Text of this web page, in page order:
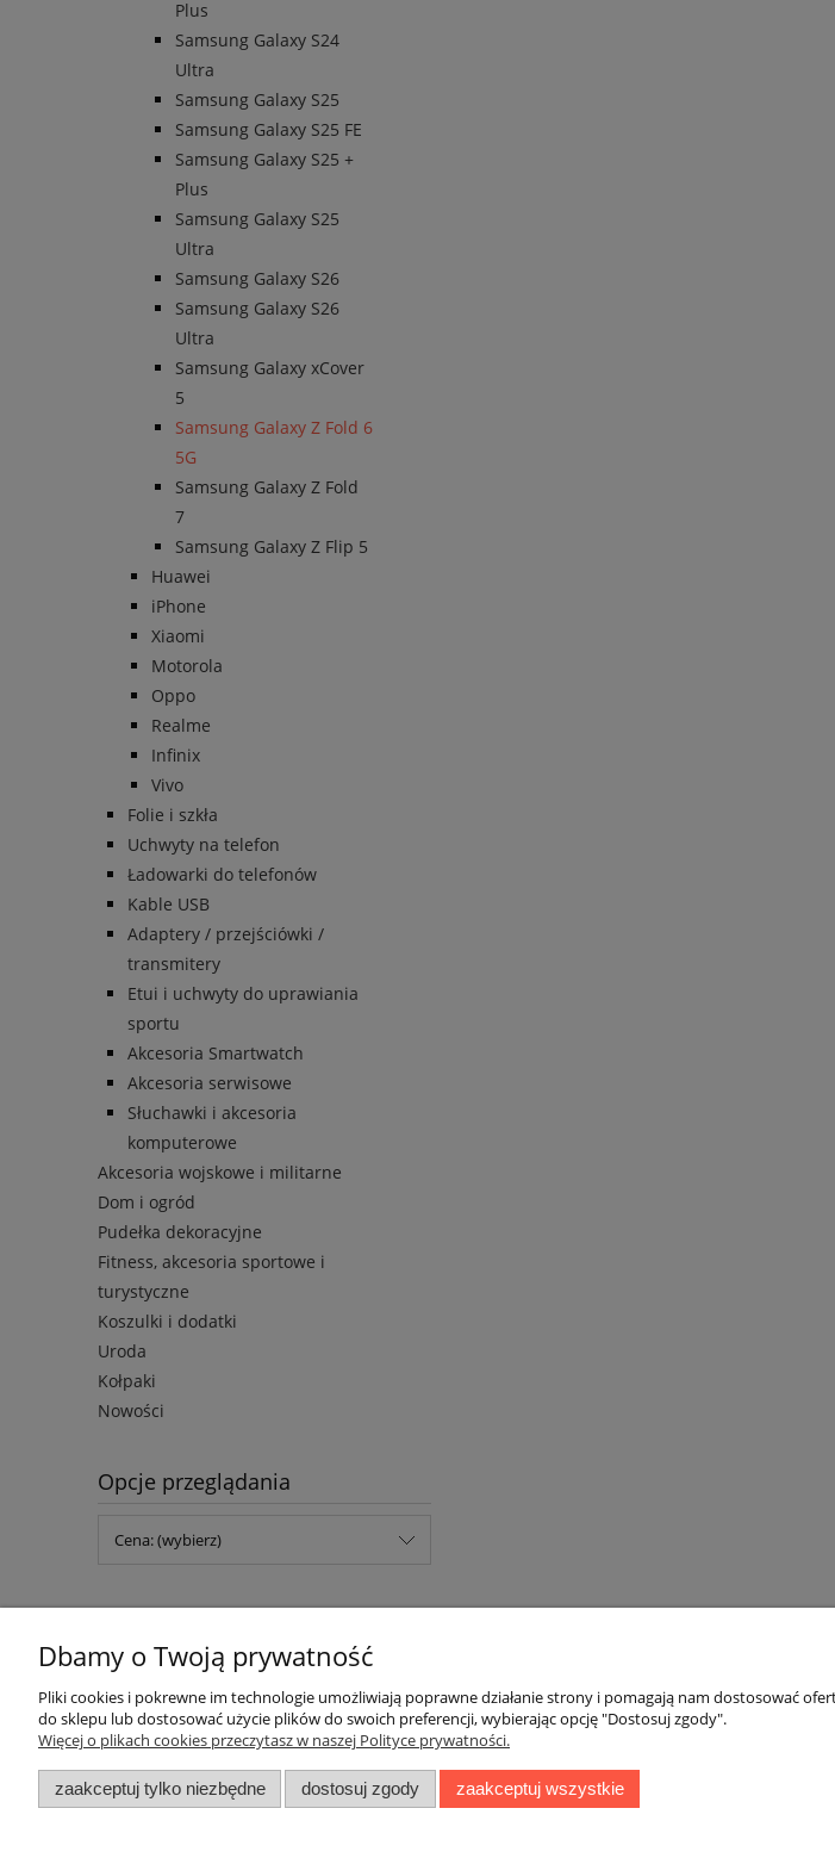
Plus
Samsung Galaxy S24
Ultra
Samsung Galaxy S25
Samsung Galaxy S25 FE
Samsung Galaxy S25 +
Plus
Samsung Galaxy S25
Ultra
Samsung Galaxy S26
Samsung Galaxy S26
Ultra
Samsung Galaxy xCover
5
Samsung Galaxy Z Fold 6
5G
Samsung Galaxy Z Fold
7
Samsung Galaxy Z Flip 5
Huawei
iPhone
Xiaomi
Motorola
Oppo
Realme
Infinix
Vivo
Folie i szkła
Uchwyty na telefon
Ładowarki do telefonów
Kable USB
Adaptery / przejściówki /
transmitery
Etui i uchwyty do uprawiania
sportu
Akcesoria Smartwatch
Akcesoria serwisowe
Słuchawki i akcesoria
komputerowe
Akcesoria wojskowe i militarne
Dom i ogród
Pudełka dekoracyjne
Fitness, akcesoria sportowe i
turystyczne
Koszulki i dodatki
Uroda
Kołpaki
Nowości
Opcje przeglądania
Cena: (wybierz)
Pomoc
Zwroty, reklamacje i wymiany
Moje konto
Twoje zamówienia
Dbamy o Twoją prywatność
Pliki cookies i pokrewne im technologie umożliwiają poprawne działanie strony i pomagają nam dostosować
do sklepu lub dostosować użycie plików do swoich preferencji, wybierając opcję "Dostosuj zgody".
Więcej o plikach cookies przeczytasz w naszej Polityce prywatności.
zaakceptuj tylko niezbędne dostosuj zgody zaakceptuj wszystkie